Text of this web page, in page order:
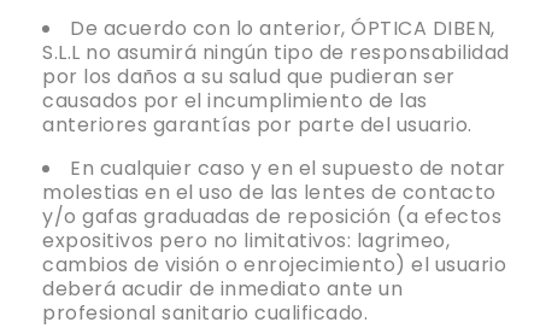
De acuerdo con lo anterior, ÓPTICA DIBEN,
S.L.L no asumirá ningún tipo de responsabilidad
por los daños a su salud que pudieran ser
causados por el incumplimiento de las
anteriores garantías por parte del usuario.
En cualquier caso y en el supuesto de notar
molestias en el uso de las lentes de contacto
y/o gafas graduadas de reposición (a efectos
expositivos pero no limitativos: lagrimeo,
cambios de visión o enrojecimiento) el usuario
deberá acudir de inmediato ante un
profesional sanitario cualificado.